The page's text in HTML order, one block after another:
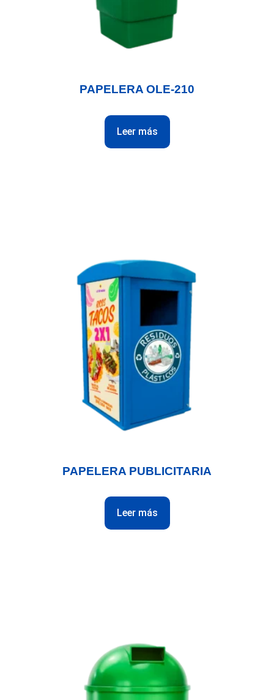
PAPELERA OLE-210
Leer más
PAPELERA PUBLICITARIA
Leer más